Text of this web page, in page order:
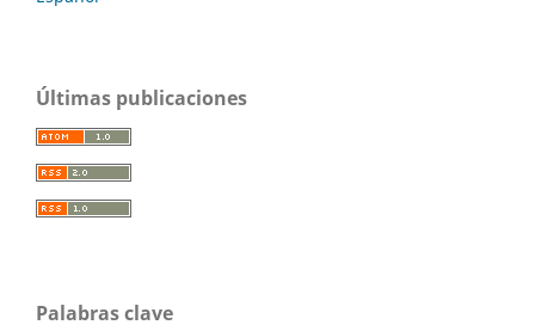
Últimas publicaciones
Palabras clave